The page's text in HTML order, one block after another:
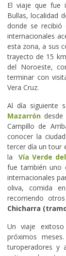
El viaje que fue
Bullas, localidad
donde se
internacionales
esta zona, a sus
trayecto de 15
del Noroeste,
terminar con
Vera Cruz.
Al día siguiente
Mazarrón
Campillo de
conocer la
tercer día un tour
laVía Verde
fue también uno
internacionales
oliva, comida
recorriendo
Chicharra
Un viaje
próximos
turoperadores y